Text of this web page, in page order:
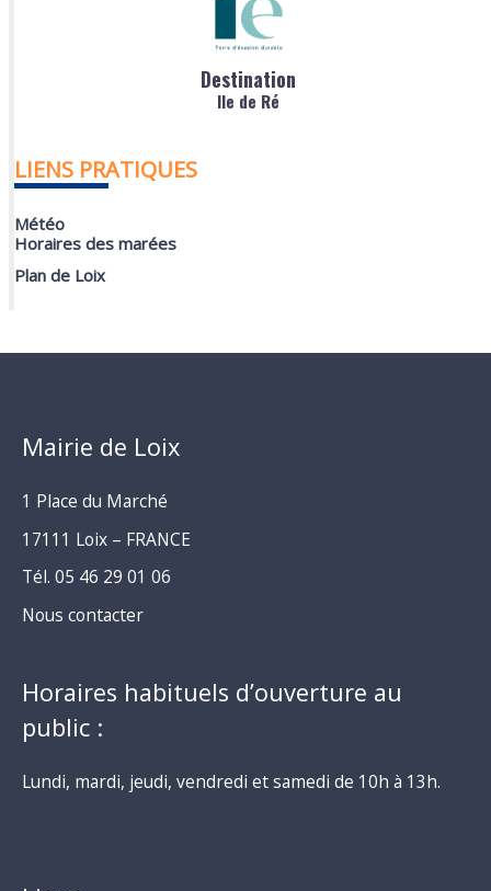
Destination
Ile de Ré
LIENS PRATIQUES
Météo
Horaires des marées
Plan de Loix
Mairie de Loix
1 Place du Marché
17111 Loix – FRANCE
Tél. 05 46 29 01 06
Nous contacter
Horaires habituels d’ouverture au
public :
Lundi, mardi, jeudi, vendredi et samedi de 10h à 13h.